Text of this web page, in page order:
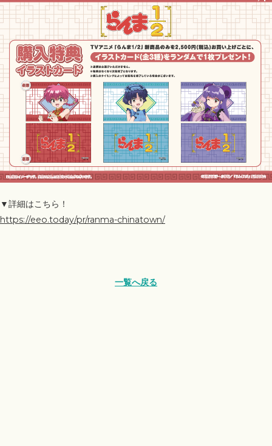
▼詳細はこちら！
https://eeo.today/pr/ranma-chinatown/
一覧へ戻る